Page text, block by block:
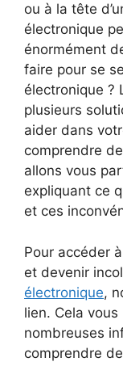
ou à la tête
électronique
énormément
faire pour se
électronique ?
plusieurs
aider dans
comprendre
allons vous
expliquant ce
et ces
Pour accéder
et devenir
électronique,
lien. Cela vous
nombreuses
comprendre